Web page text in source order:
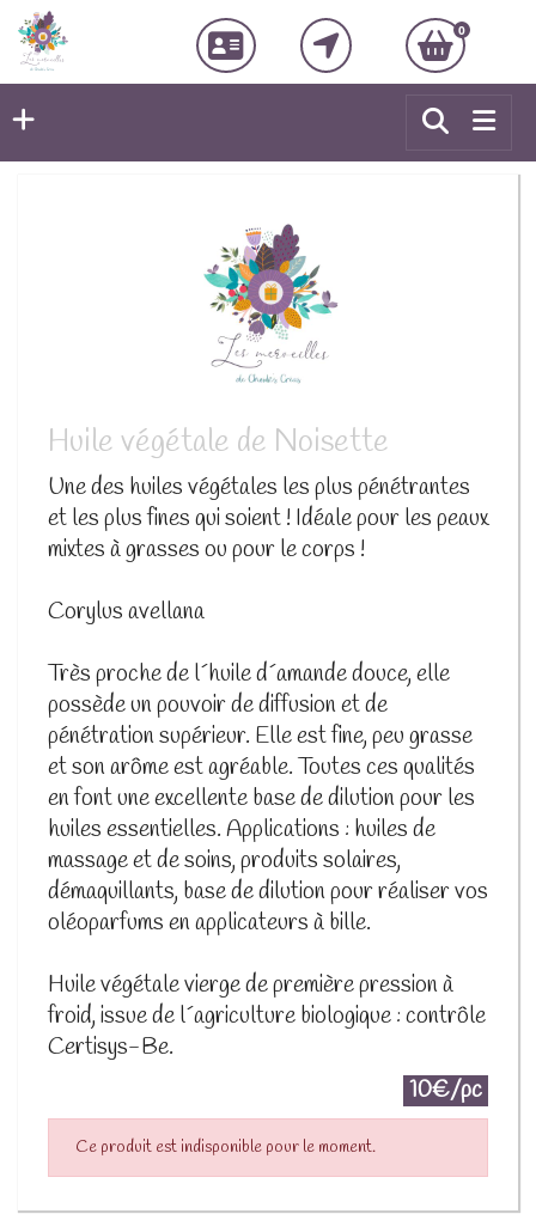
0
Huile végétale de Noisette
Une des huiles végétales les plus pénétrantes
et les plus fines qui soient ! Idéale pour les peaux
mixtes à grasses ou pour le corps !
Corylus avellana
Très proche de l´huile d´amande douce, elle
possède un pouvoir de diffusion et de
pénétration supérieur. Elle est fine, peu grasse
et son arôme est agréable. Toutes ces qualités
en font une excellente base de dilution pour les
huiles essentielles. Applications : huiles de
massage et de soins, produits solaires,
démaquillants, base de dilution pour réaliser vos
oléoparfums en applicateurs à bille.
Huile végétale vierge de première pression à
froid, issue de l´agriculture biologique : contrôle
Certisys-Be.
10€/pc
Ce produit est indisponible pour le moment.